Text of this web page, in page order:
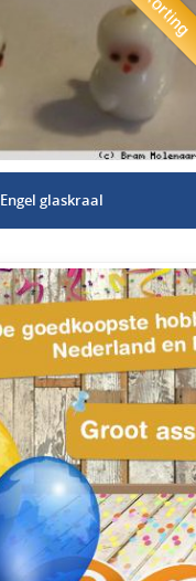
Engel glaskraal